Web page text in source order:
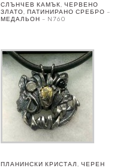
СЛЪНЧЕВ КАМЪК, ЧЕРВЕНО
ЗЛАТО, ПАТИНИРАНО СРЕБРО –
МЕДАЛЬОН – N760
ПЛАНИНСКИ КРИСТАЛ, ЧЕРЕН